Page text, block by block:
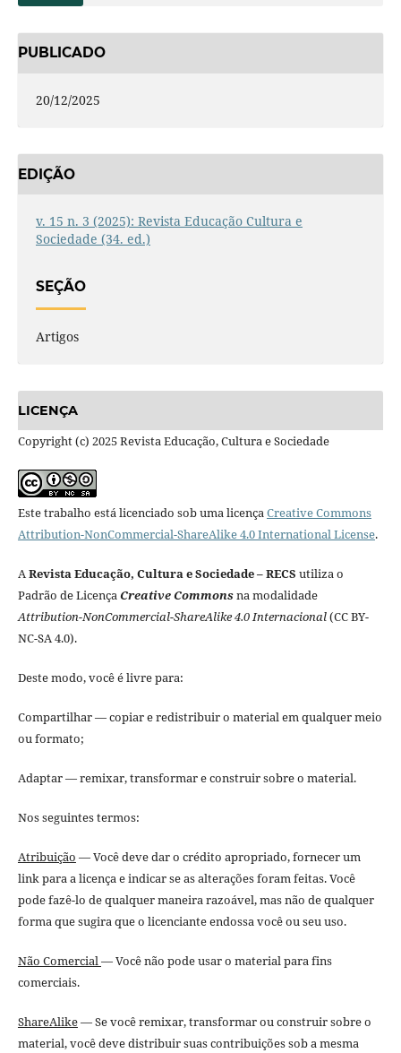
PUBLICADO
20/12/2025
EDIÇÃO
v. 15 n. 3 (2025): Revista Educação Cultura e
Sociedade (34. ed.)
SEÇÃO
Artigos
LICENÇA
Copyright (c) 2025 Revista Educação, Cultura e Sociedade
Este trabalho está licenciado sob uma licençaCreative Commons
Attribution-NonCommercial-ShareAlike 4.0 International License.
ARevista Educação, Cultura e Sociedade – RECS utiliza o
Padrão de LicençaCreative Commonsna modalidade
Attribution-NonCommercial-ShareAlike 4.0 Internacional(CC BY-
NC-SA 4.0).
Deste modo, você é livre para:
Compartilhar — copiar e redistribuir o material em qualquer meio
ou formato;
Adaptar — remixar, transformar e construir sobre o material.
Nos seguintes termos:
Atribuição — Você deve dar o crédito apropriado, fornecer um
link para a licença e indicar se as alterações foram feitas. Você
pode fazê-lo de qualquer maneira razoável, mas não de qualquer
forma que sugira que o licenciante endossa você ou seu uso.
Não Comercial— Você não pode usar o material para fins
comerciais.
ShareAlike— Se você remixar, transformar ou construir sobre o
material, você deve distribuir suas contribuições sob a mesma